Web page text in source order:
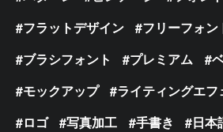
フラットデザイン
フリーフォン
ブラシフォント
プレミアム
モックアップ
ライティングエフ
ロゴ
写真加工 手書き
日本